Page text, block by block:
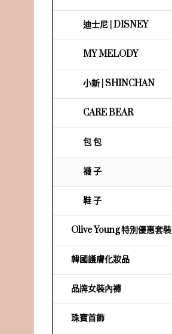
迪士尼 | DISNEY
MY MELODY
小新 | SHINCHAN
CARE BEAR
包 包
襪 子
鞋 子
Olive Young 特別優惠套裝
韓國護膚化妝品
品牌女裝內褲
珠寶首飾